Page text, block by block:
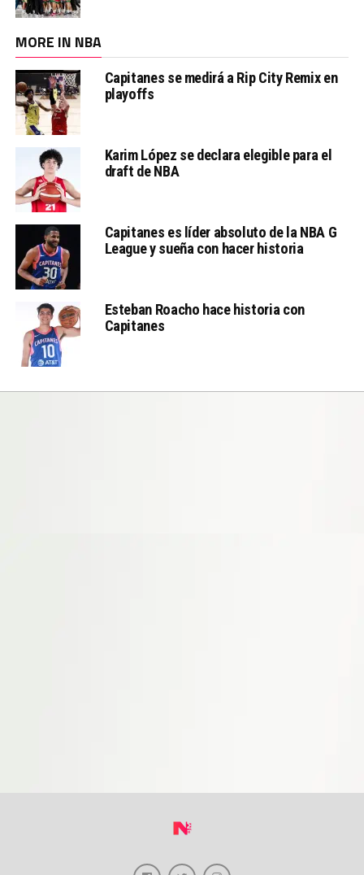
MORE IN NBA
Capitanes se medirá a Rip City Remix en
playoffs
Karim López se declara elegible para el
draft de NBA
Capitanes es líder absoluto de la NBA G
League y sueña con hacer historia
Esteban Roacho hace historia con
Capitanes